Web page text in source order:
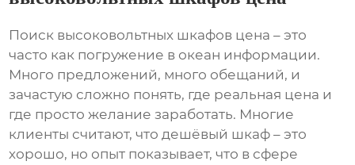
Поиск высоковольтных шкафов цена – это
часто как погружение в океан информации.
Много предложений, много обещаний, и
зачастую сложно понять, где реальная цена и
где просто желание заработать. Многие
клиенты считают, что дешёвый шкаф – это
хорошо, но опыт показывает, что в сфере